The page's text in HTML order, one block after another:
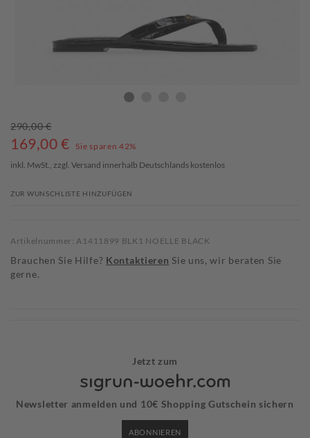
290,00 €
169,00 €
Sie sparen 42%
inkl. MwSt., zzgl. Versand innerhalb Deutschlands kostenlos
ZUR WUNSCHLISTE HINZUFÜGEN
Artikelnummer: A1411899 BLK1 NOELLE BLACK
Brauchen Sie Hilfe? Kontaktieren Sie uns, wir beraten Sie
gerne.
Jetzt zum
Newsletter anmelden und 10€ Shopping Gutschein sichern
ABONNIEREN